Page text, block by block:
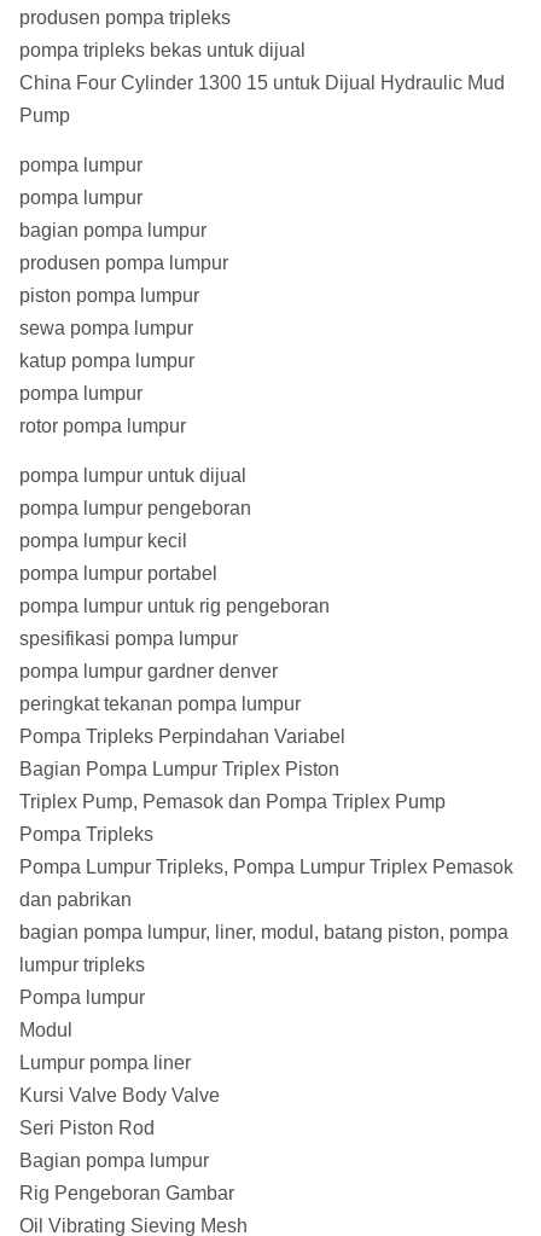
produsen pompa tripleks
pompa tripleks bekas untuk dijual
China Four Cylinder 1300 15 untuk Dijual Hydraulic Mud
Pump
pompa lumpur
pompa lumpur
bagian pompa lumpur
produsen pompa lumpur
piston pompa lumpur
sewa pompa lumpur
katup pompa lumpur
pompa lumpur
rotor pompa lumpur
pompa lumpur untuk dijual
pompa lumpur pengeboran
pompa lumpur kecil
pompa lumpur portabel
pompa lumpur untuk rig pengeboran
spesifikasi pompa lumpur
pompa lumpur gardner denver
peringkat tekanan pompa lumpur
Pompa Tripleks Perpindahan Variabel
Bagian Pompa Lumpur Triplex Piston
Triplex Pump, Pemasok dan Pompa Triplex Pump
Pompa Tripleks
Pompa Lumpur Tripleks, Pompa Lumpur Triplex Pemasok
dan pabrikan
bagian pompa lumpur, liner, modul, batang piston, pompa
lumpur tripleks
Pompa lumpur
Modul
Lumpur pompa liner
Kursi Valve Body Valve
Seri Piston Rod
Bagian pompa lumpur
Rig Pengeboran Gambar
Oil Vibrating Sieving Mesh